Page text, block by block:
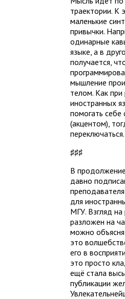
траектории. К
маленькие
привычки.
одинарные
языке, а в
получается,
мышление
телом. Как при
иностранных
помогать себе
(акцентом),
переключаться.
♯♯♯
В
давно
для
МГУ. Взгляд на
разложен на
можно
это
его в
это просто
ещё стала
публикации